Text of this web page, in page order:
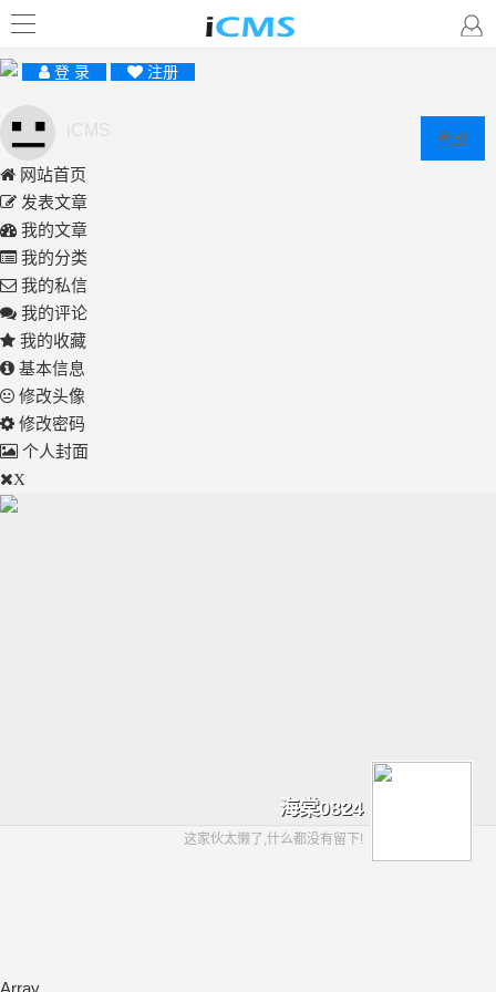
登 录 注册
登出
网站首页
发表文章
我的文章
我的分类
我的私信
我的评论
我的收藏
基本信息
修改头像
修改密码
个人封面
X
海棠0824
这家伙太懒了,什么都没有留下!
Array